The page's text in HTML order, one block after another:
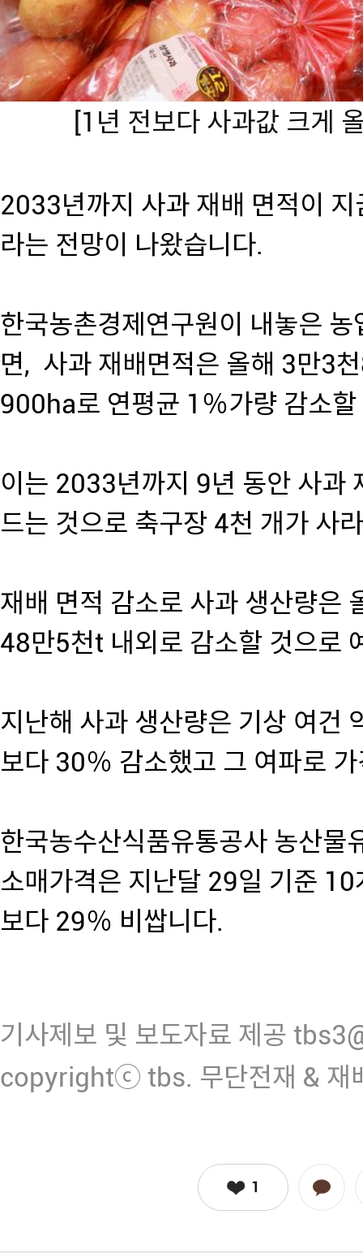
[1년 전보다 사과값 크게
2033년까지 사과 재배 면적이
라는 전망이 나왔습니다.
한국농촌경제연구원이 내놓은
면, 사과 재배면적은 올해 3만3
900ha로 연평균 1％가량 감소할
이는 2033년까지 9년 동안 사과
드는 것으로 축구장 4천 개가 사
재배 면적 감소로 사과 생산량
48만5천t 내외로 감소할 것으로
지난해 사과 생산량은 기상 여건
보다 30％ 감소했고 그 여파로
한국농수산식품유통공사 농산물
소매가격은 지난달 29일 기준
보다 29％ 비쌉니다.
기사제보 및 보도자료 제공
copyrightⓒ tbs. 무단전재 & 재
1